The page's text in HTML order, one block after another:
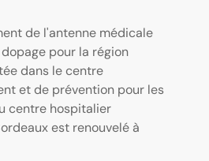
de l'antenne médicale
pour la région
dans le centre
et de prévention pour les
centre hospitalier
est renouvelé à